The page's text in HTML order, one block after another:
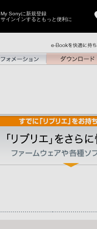
My Sonyに新規登録
サインインするともっと便利に